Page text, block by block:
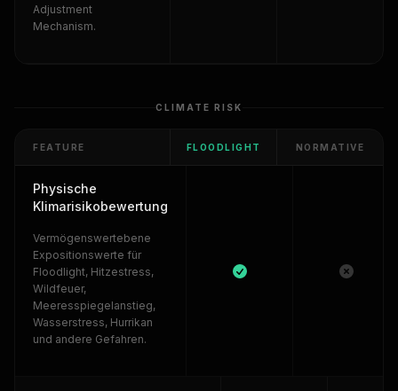
Adjustment
Mechanism.
CLIMATE RISK
FEATURE FLOODLIGHT NORMATIVE
Physische
Klimarisikobewertung
Vermögenswertebene
Expositionswerte für
Floodlight, Hitzestress,
Wildfeuer,
Meeresspiegelanstieg,
Wasserstress, Hurrikan
und andere Gefahren.